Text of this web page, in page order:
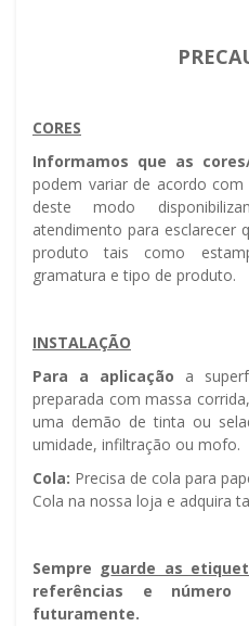
CORES
Informamos que as
podem variar de acordo
deste modo
atendimento para esclarecer
produto tais como
gramatura e tipo de produto.
INSTALAÇÃO
Para a aplicação a
preparada com massa
uma demão de tinta ou
umidade, infiltração ou mofo.
Cola: Precisa de cola para
Cola na nossa loja e adquira
Sempre guarde as
referências e
futuramente.